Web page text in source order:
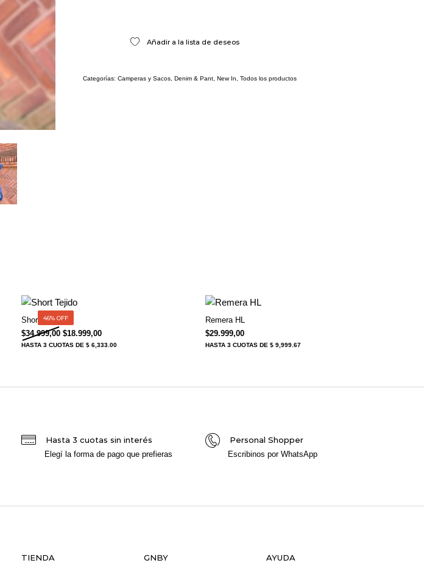
Añadir a la lista de deseos
Categorías: Camperas y Sacos, Denim & Pant, New In Todos los productos
46% OFF
Short Tejido
$34.999,00 El precio original era: $34.999,00.
$18.999,00El precio actual es: $18.999,00.
HASTA3 CUOTAS DE $ 6,333.00
Remera HL
$29.999,00
HASTA 3 CUOTASDE $ 9,999.67
Hasta 3 cuotas sin interés
Elegí la forma de pago que prefieras
Personal Shopper
Escribinos por WhatsApp
TIENDA GNBY AYUDA